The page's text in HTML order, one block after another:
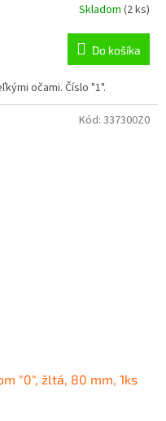
Skladom (2 ks)
Do košíka
očami. Číslo "1".
"0", žltá, 80 mm, 1ks
Kód: 337300Z0